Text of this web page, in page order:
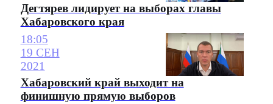
Дегтярев лидирует на выборах главы
Хабаровского края
18:05
19 СЕН
2021
Хабаровский край выходит на
финишную прямую выборов